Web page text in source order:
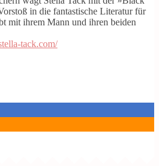
in die fantastische Literatur für
mit ihrem Mann und ihren beiden
tack.com/